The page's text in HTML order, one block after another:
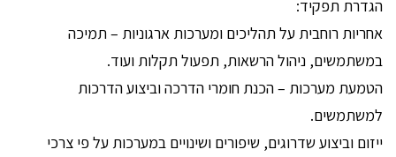
הגדרת תפקיד:
אחריות רוחבית על תהליכים ומערכות ארגוניות – תמיכה
במשתמשים, ניהול הרשאות, תפעול תקלות ועוד.
הטמעת מערכות – הכנת חומרי הדרכה וביצוע הדרכות
למשתמשים.
ייזום וביצוע שדרוגים, שיפורים ושינויים במערכות על פי צרכי